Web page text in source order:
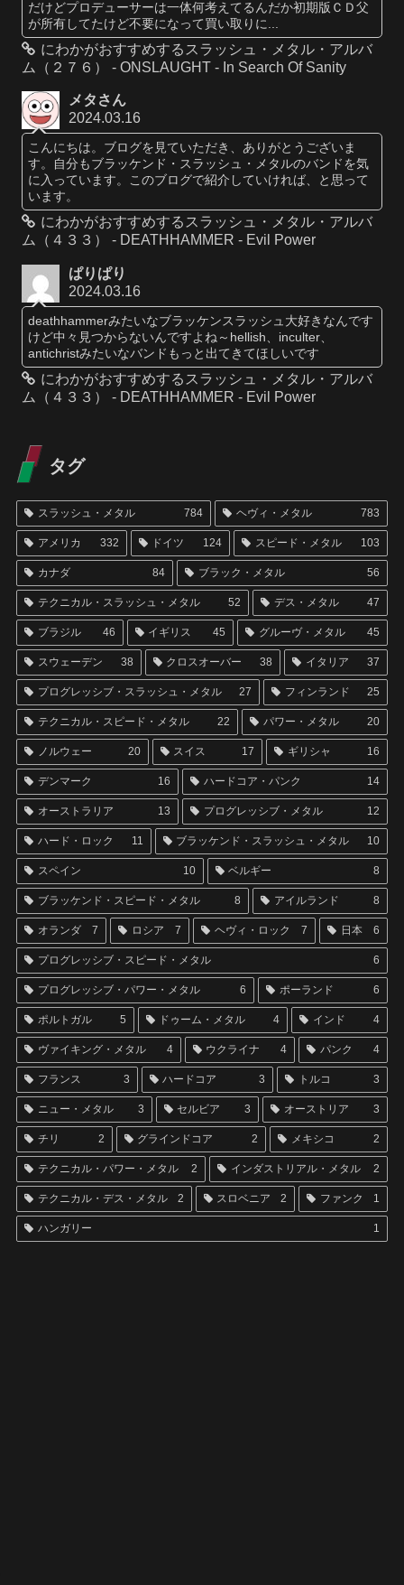
だけどプロデューサーは一体何考えてるんだか初期版ＣＤ父
が所有してたけど不要になって買い取りに...
にわかがおすすめするスラッシュ・メタル・アルバ
ム（２７６） - ONSLAUGHT - In Search Of Sanity
メタさん
2024.03.16
こんにちは。ブログを見ていただき、ありがとうございま
す。自分もブラッケンド・スラッシュ・メタルのバンドを気
に入っています。このブログで紹介していければ、と思って
います。
にわかがおすすめするスラッシュ・メタル・アルバ
ム（４３３） - DEATHHAMMER - Evil Power
ぱりぱり
2024.03.16
deathhammerみたいなブラッケンスラッシュ大好きなんです
けど中々見つからないんですよね～hellish、inculter、
antichristみたいなバンドもっと出てきてほしいです
にわかがおすすめするスラッシュ・メタル・アルバ
ム（４３３） - DEATHHAMMER - Evil Power
タグ
スラッシュ・メタル 784 ヘヴィ・メタル 783
アメリカ 332 ドイツ 124 スピード・メタル 103
カナダ 84 ブラック・メタル 56
テクニカル・スラッシュ・メタル 52 デス・メタル 47
ブラジル 46 イギリス 45 グルーヴ・メタル 45
スウェーデン 38 クロスオーバー 38 イタリア 37
プログレッシブ・スラッシュ・メタル 27 フィンランド 25
テクニカル・スピード・メタル 22 パワー・メタル 20
ノルウェー 20 スイス 17 ギリシャ 16
デンマーク 16 ハードコア・パンク 14
オーストラリア 13 プログレッシブ・メタル 12
ハード・ロック 11 ブラッケンド・スラッシュ・メタル 10
スペイン 10 ベルギー 8
ブラッケンド・スピード・メタル 8 アイルランド 8
オランダ 7 ロシア 7 ヘヴィ・ロック 7 日本 6
プログレッシブ・スピード・メタル 6
プログレッシブ・パワー・メタル 6 ポーランド 6
ポルトガル 5 ドゥーム・メタル 4 インド 4
ヴァイキング・メタル 4 ウクライナ 4 パンク 4
フランス 3 ハードコア 3 トルコ 3
ニュー・メタル 3 セルビア 3 オーストリア 3
チリ 2 グラインドコア 2 メキシコ 2
テクニカル・パワー・メタル 2 インダストリアル・メタル 2
テクニカル・デス・メタル 2 スロベニア 2 ファンク 1
ハンガリー 1